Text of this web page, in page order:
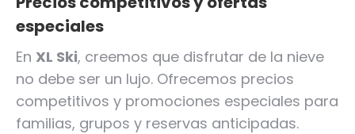
especiales
En XL Ski, creemos que disfrutar de la nieve
no debe ser un lujo. Ofrecemos precios
competitivos y promociones especiales para
familias, grupos y reservas anticipadas.